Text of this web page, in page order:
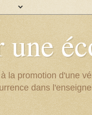
une
la promotion d'une
dans